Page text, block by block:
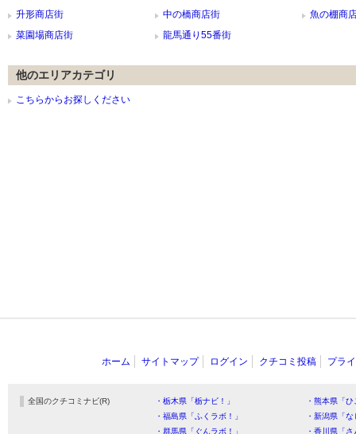
升形商店街
中の橋商店街
魚の棚商
菜園場商店街
龍馬通り55番街
他のエリアカテゴリ
こちらからお探しください
ホーム サイトマップ ログイン クチコミ投稿 プラ
全国のクチコミナビ(R) ・栃木県「栃ナビ！」
・熊本県「
・福島県「ふくラボ！」
・新潟県「
・群馬県「ぐんラボ！」
・香川県「